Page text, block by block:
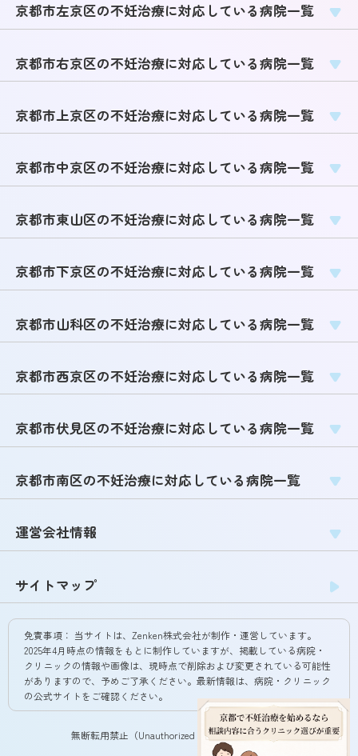
京都市左京区の不妊治療に対応している病院一覧
京都市右京区の不妊治療に対応している病院一覧
京都市上京区の不妊治療に対応している病院一覧
京都市中京区の不妊治療に対応している病院一覧
京都市東山区の不妊治療に対応している病院一覧
京都市下京区の不妊治療に対応している病院一覧
京都市山科区の不妊治療に対応している病院一覧
京都市西京区の不妊治療に対応している病院一覧
京都市伏見区の不妊治療に対応している病院一覧
京都市南区の不妊治療に対応している病院一覧
運営会社情報
サイトマップ
免責事項： 当サイトは、Zenken株式会社が制作・運営しています。
2025年4月時点の情報をもとに制作していますが、掲載している病院・
クリニックの情報や画像は、現時点で削除および変更されている可能性
がありますので、予めご了承ください。最新情報は、病院・クリニック
の公式サイトをご確認ください。
無断転用禁止（Unauthorized copying prohibited.）